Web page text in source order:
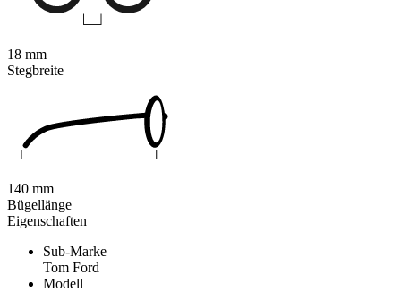
Eigenschaften
Sub-Marke
Tom Ford
Modell
18 mm
Stegbreite
140 mm
Bügellänge